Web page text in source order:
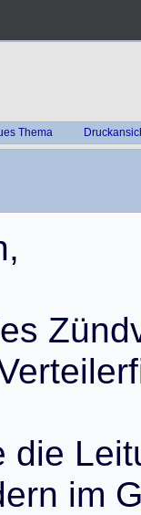
Thema
,
es Zünd
erteilerf
die Leit
ern im